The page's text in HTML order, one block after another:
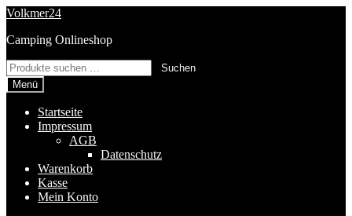
Zur
springen
Zum
springen
Volkmer24
Camping Onlineshop
Suchen
nach:
Suchen
Menü
Startseite
Impressum
AGB
Datenschutz
Warenkorb
Kasse
Mein Konto